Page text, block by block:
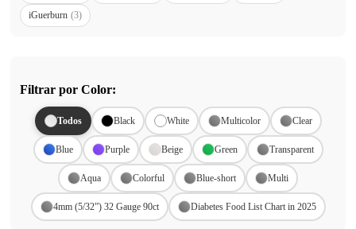
iGuerburn (3)
Filtrar por Color:
Todos Black White Multicolor Clear
Blue Purple Beige Green Transparent
Aqua Colorful Blue-short Multi
4mm (5/32”) 32 Gauge 90ct Diabetes Food List Chart in 2025